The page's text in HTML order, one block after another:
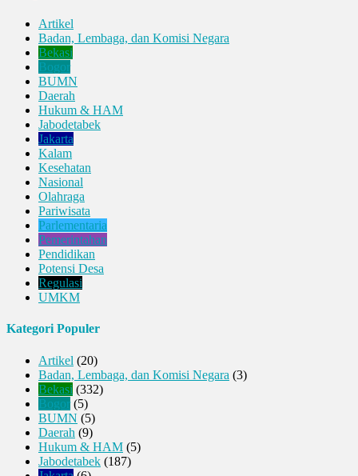
Artikel
Badan, Lembaga, dan Komisi Negara
Bekasi
Bogor
BUMN
Daerah
Hukum & HAM
Jabodetabek
Jakarta
Kalam
Kesehatan
Nasional
Olahraga
Pariwisata
Parlementaria
Pemerintahan
Pendidikan
Potensi Desa
Regulasi
UMKM
Kategori Populer
Artikel (20)
Badan, Lembaga, dan Komisi Negara (3)
Bekasi (332)
Bogor(5)
BUMN (5)
Daerah (9)
Hukum & HAM (5)
Jabodetabek (187)